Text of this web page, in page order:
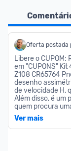
Para maior
são aceitas
vendedores
pelo Shopee.
As promoções
preços devem
dos últimos 3
outras lojas.
Oferta postada
Libere o CUPOM:
em "CUPONS"
Z108 CR65764
desenho
de velocidade H,
Além disso, é um
quem procura
abaixo mais
Características:
Aro: 15 Desenho
Veículo
Ver mais